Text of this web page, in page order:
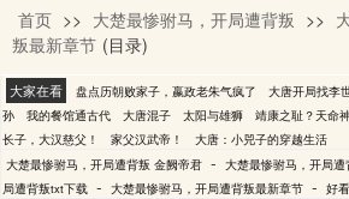
金阙帝君
首页 >> 大楚最惨驸马，开局遭背叛 >>
叛最新章节 (目录)
大家在看 盘点历朝败家子，嬴政老朱气疯了 大唐开局找李
孙
我的餐馆通古代 大唐混子 太阳与雄狮 靖康之耻？天命
长子，大汉慈父！
家父汉武帝！
大唐：小兕子的穿越生活
大楚最惨驸马，开局遭背叛 金阙帝君 - 大楚最惨驸马，开局
局遭背叛txt下载 - 大楚最惨驸马，开局遭背叛最新章节 - 好